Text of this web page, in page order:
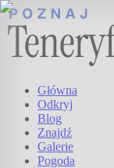
Główna
Odkryj
Blog
Znajdź
Galerie
Pogoda